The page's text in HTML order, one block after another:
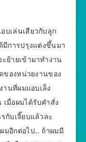
บเล่นเสียวกับลูก
มีการปรุงแต่งขึ้นมา
ย้ายเข้ามาทำงาน
ของหน่วยงานของ
านที่ผมแอบเล็ง
มื่อผมได้รับคำสั่ง
กับเจี๊ยบแล้วละ
มอีกต่อไป… ถ้าผมมี